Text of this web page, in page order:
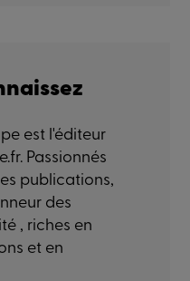
est l'éditeur
Passionnés
publications,
des
, riches en
et en